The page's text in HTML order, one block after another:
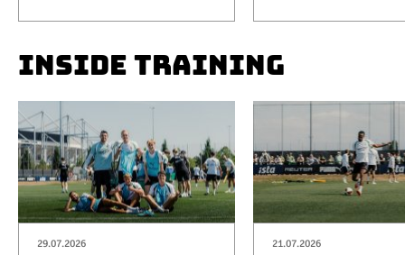
INSIDE TRAINING
29.07.2026 21.07.2026